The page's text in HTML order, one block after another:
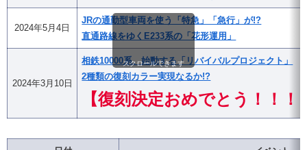
2024年5月4日
JRの通勤型車両を使う「特急」「急行」が!?
直通路線をゆくE233系の「花形運用」
2024年3月10日
相鉄10000系、始動する「リバイバルプロジェクト」
2種類の復刻カラー実現なるか!?
【復刻決定おめでとう！！！
スクロールできます